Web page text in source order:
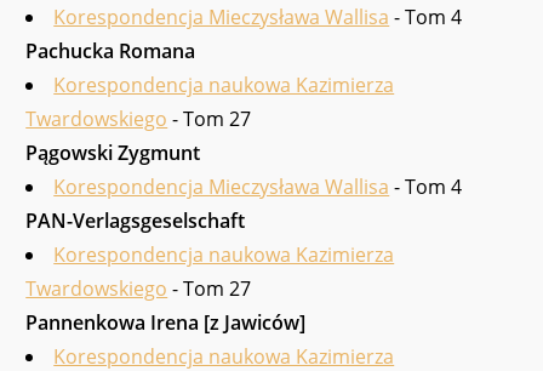
Korespondencja Mieczysława Wallisa - Tom 4
Pachucka Romana
Korespondencja naukowa Kazimierza
Twardowskiego - Tom 27
Pągowski Zygmunt
Korespondencja Mieczysława Wallisa - Tom 4
PAN-Verlagsgeselschaft
Korespondencja naukowa Kazimierza
Twardowskiego - Tom 27
Pannenkowa Irena [z Jawiców]
Korespondencja naukowa Kazimierza